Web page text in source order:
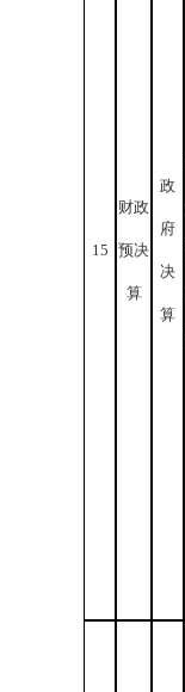
15
财政
预决
算
政
府
决
算